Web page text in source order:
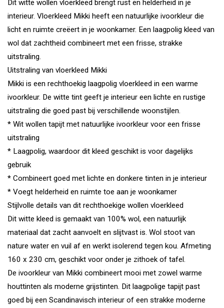
Dit witte wollen vloerkleed brengt rust en helderheid in je
interieur. Vloerkleed Mikki heeft een natuurlijke ivoorkleur die
licht en ruimte creëert in je woonkamer. Een laagpolig kleed van
wol dat zachtheid combineert met een frisse, strakke
uitstraling.
Uitstraling van vloerkleed Mikki
Mikki is een rechthoekig laagpolig vloerkleed in een warme
ivoorkleur. De witte tint geeft je interieur een lichte en rustige
uitstraling die goed past bij verschillende woonstijlen.
* Wit wollen tapijt met natuurlijke ivoorkleur voor een frisse
uitstraling
* Laagpolig, waardoor dit kleed geschikt is voor dagelijks
gebruik
* Combineert goed met lichte en donkere tinten in je interieur
* Voegt helderheid en ruimte toe aan je woonkamer
Stijlvolle details van dit rechthoekige wollen vloerkleed
Dit witte kleed is gemaakt van 100% wol, een natuurlijk
materiaal dat zacht aanvoelt en slijtvast is. Wol stoot van
nature water en vuil af en werkt isolerend tegen kou. Afmeting
160 x 230 cm, geschikt voor onder je zithoek of tafel.
De ivoorkleur van Mikki combineert mooi met zowel warme
houttinten als moderne grijstinten. Dit laagpolige tapijt past
goed bij een Scandinavisch interieur of een strakke moderne